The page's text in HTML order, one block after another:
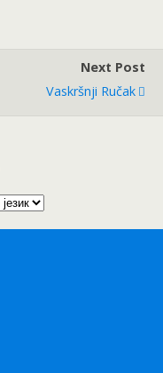
Next Post
Vaskršnji Ručak